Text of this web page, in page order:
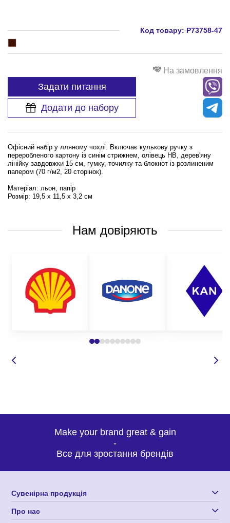
Код товару: Р73758-47
На замовлення
Задати питання
Додати до набору
Офісний набір у лляному чохлі. Включає кулькову ручку з
переробленого картону із синім стрижнем, олівець HB, дерев'яну
лінійку завдовжки 15 см, гумку, точилку та блокнот із розлиненим
папером (70 г/м2, 20 сторінок).
Матеріал: льон, папір
Розмір: 19,5 х 11,5 х 3,2 см
Нам довіряють
Make your brand great & gain
-
Все для зростання брендів
Сувенірна продукція
Про нас